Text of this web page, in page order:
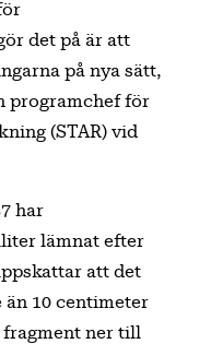
det på är att
på nya sätt,
programchef för
(STAR) vid
har
lämnat efter
att det
10 centimeter
fragment ner till